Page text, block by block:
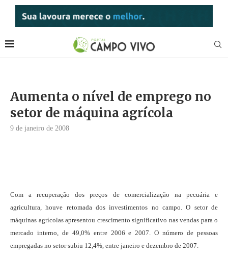
Aumenta o nível de emprego no
setor de máquina agrícola
9 de janeiro de 2008
Com a recuperação dos preços de comercialização na pecuária e
agricultura, houve retomada dos investimentos no campo. O setor de
máquinas agrícolas apresentou crescimento significativo nas vendas para o
mercado interno, de 49,0% entre 2006 e 2007. O número de pessoas
empregadas no setor subiu 12,4%, entre janeiro e dezembro de 2007.